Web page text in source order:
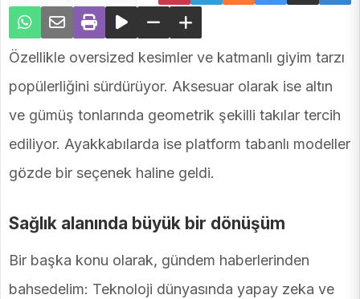
Özellikle oversized kesimler ve katmanlı giyim tarzı
popülerliğini sürdürüyor. Aksesuar olarak ise altın
ve gümüş tonlarında geometrik şekilli takılar tercih
ediliyor. Ayakkabılarda ise platform tabanlı modeller
gözde bir seçenek haline geldi.
Sağlık alanında büyük bir dönüşüm
Bir başka konu olarak, gündem haberlerinden
bahsedelim: Teknoloji dünyasında yapay zeka ve